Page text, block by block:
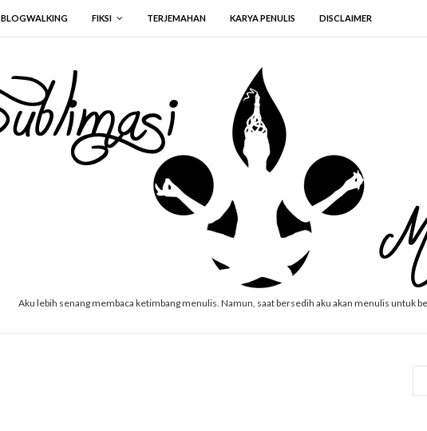
BLOGWALKING FIKSI TERJEMAHAN KARYA PENULIS DISCLAIMER
Aku lebih senang membaca ketimbang menulis. Namun, saat bersedih aku akan menulis untuk